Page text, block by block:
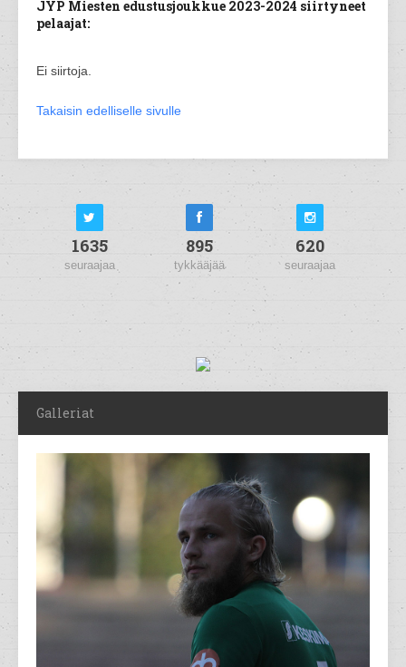
JYP Miesten edustusjoukkue 2023-2024 siirtyneet
pelaajat:
Ei siirtoja.
Takaisin edelliselle sivulle
1635
seuraajaa
895
tykkääjää
620
seuraajaa
Galleriat